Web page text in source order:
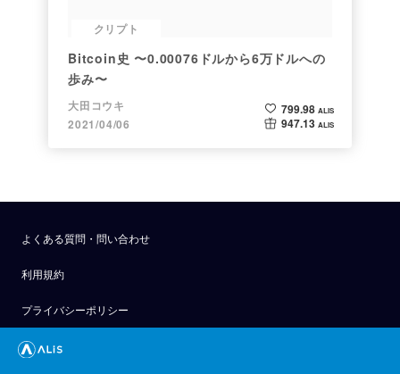
クリプト
Bitcoin史 〜0.00076ドルから6万ドルへの
歩み〜
大田コウキ
2021/04/06
799.98 ALIS
947.13 ALIS
よくある質問・問い合わせ
利用規約
プライバシーポリシー
公式アナウンス